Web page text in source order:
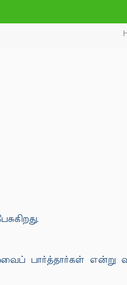
பார்த்தார்கள் என்று